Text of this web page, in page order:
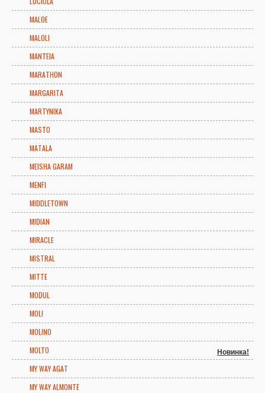
MALOE
MALOLI
MANTEIA
MARATHON
MARGARITA
MARTYNIKA
MASTO
MATALA
MEISHA GARAM
MENFI
MIDDLETOWN
MIDIAN
MIRACLE
MISTRAL
MITTE
MODUL
MOLI
MOLINO
MOLTO
Новинка!
MY WAY AGAT
MY WAY ALMONTE